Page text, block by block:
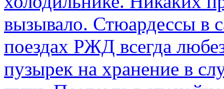
вызывало. Стюардессы в
поездах РЖД всегда
пузырек на хранение в